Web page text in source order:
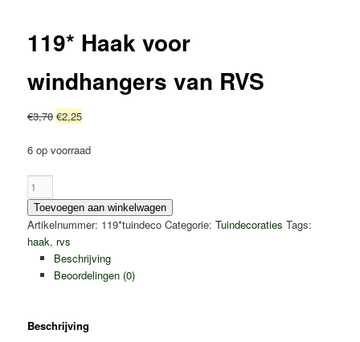
119* Haak voor
windhangers van RVS
€3,70 Oorspronkelijke
was:
€2,25Huidige
is:
6 op voorraad
119*
Haak
voor
windhangers
van
aantal
Toevoegen aan winkelwagen
Artikelnummer: 119*tuindeco Categorie:Tuindecoraties Tags:
haak, rvs
Beschrijving
Beoordelingen (0)
Beschrijving